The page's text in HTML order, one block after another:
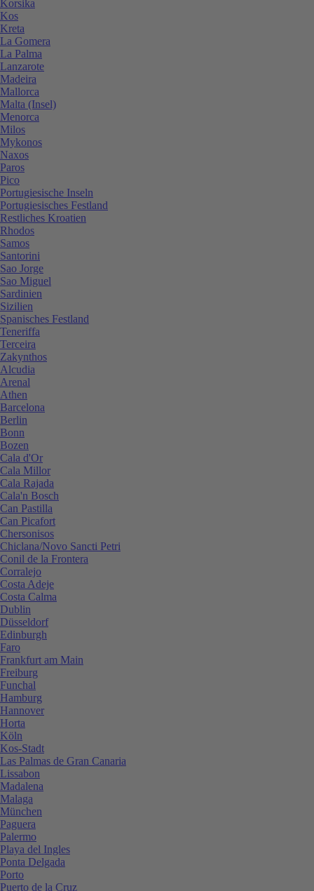
Korsika
Kos
Kreta
La Gomera
La Palma
Lanzarote
Madeira
Mallorca
Malta (Insel)
Menorca
Milos
Mykonos
Naxos
Paros
Pico
Portugiesische Inseln
Portugiesisches Festland
Restliches Kroatien
Rhodos
Samos
Santorini
Sao Jorge
Sao Miguel
Sardinien
Sizilien
Spanisches Festland
Teneriffa
Terceira
Zakynthos
Alcudia
Arenal
Athen
Barcelona
Berlin
Bonn
Bozen
Cala d'Or
Cala Millor
Cala Rajada
Cala'n Bosch
Can Pastilla
Can Picafort
Chersonisos
Chiclana/Novo Sancti Petri
Conil de la Frontera
Corralejo
Costa Adeje
Costa Calma
Dublin
Düsseldorf
Edinburgh
Faro
Frankfurt am Main
Freiburg
Funchal
Hamburg
Hannover
Horta
Köln
Kos-Stadt
Las Palmas de Gran Canaria
Lissabon
Madalena
Malaga
München
Paguera
Palermo
Playa del Ingles
Ponta Delgada
Porto
Puerto de la Cruz